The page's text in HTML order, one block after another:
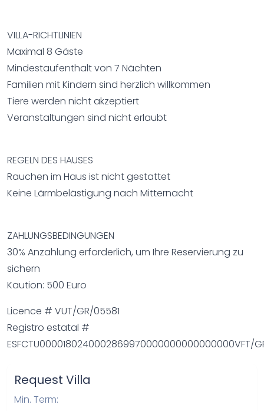
VILLA-RICHTLINIEN
Maximal 8 Gäste
Mindestaufenthalt von 7 Nächten
Familien mit Kindern sind herzlich willkommen
Tiere werden nicht akzeptiert
Veranstaltungen sind nicht erlaubt
REGELN DES HAUSES
Rauchen im Haus ist nicht gestattet
Keine Lärmbelästigung nach Mitternacht
ZAHLUNGSBEDINGUNGEN
30% Anzahlung erforderlich, um Ihre Reservierung zu
sichern
Kaution: 500 Euro
Licence # VUT/GR/05581
Registro estatal #
ESFCTU0000180240002869970000000000000000VFT/
Request Villa
Min. Term: